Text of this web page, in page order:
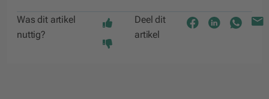
Was dit artikel
nuttig?
Deel dit
artikel